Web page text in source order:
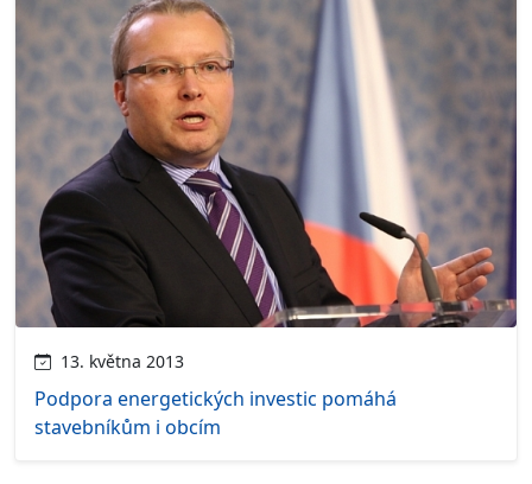
13. května 2013
Podpora energetických investic pomáhá
stavebníkům i obcím